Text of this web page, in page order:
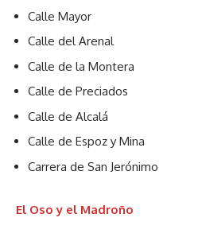
Calle Mayor
Calle del Arenal
Calle de la Montera
Calle de Preciados
Calle de Alcalá
Calle de Espoz y Mina
Carrera de San Jerónimo
El Oso y el Madroño